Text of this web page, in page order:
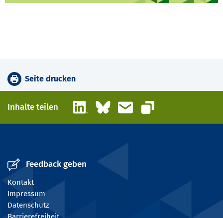
Seite drucken
Inhalte teilen LinkedInBlueskyE-Mail
Link kopieren
Feedback geben
Kontakt
Impressum
Datenschutz